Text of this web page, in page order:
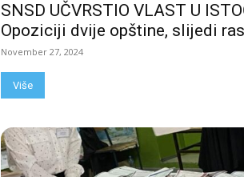
SNSD UČVRSTIO VLAST U
Opoziciji dvije opštine, slijedi
November 27, 2024
Više